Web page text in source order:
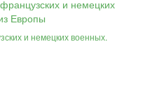
и немецких военных.